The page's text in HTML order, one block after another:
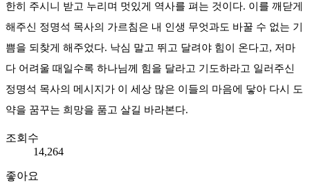
한히 주시니 받고 누리며 멋있게 역사를 펴는 것이다. 이를 깨닫게
해주신 정명석 목사의 가르침은 내 인생 무엇과도 바꿀 수 없는 기
쁨을 되찾게 해주었다. 낙심 말고 뛰고 달려야 힘이 온다고, 저마
다 어려울 때일수록 하나님께 힘을 달라고 기도하라고 일러주신
정명석 목사의 메시지가 이 세상 많은 이들의 마음에 닿아 다시 도
약을 꿈꾸는 희망을 품고 살길 바라본다.
조회수
14,264
좋아요